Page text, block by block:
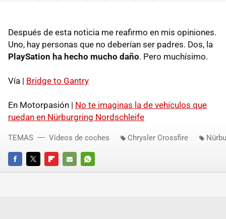
Después de esta noticia me reafirmo en mis opiniones.
Uno, hay personas que no deberían ser padres. Dos, la
PlaySation ha hecho mucho daño. Pero muchísimo.
Vía | Bridge to Gantry
En Motorpasión | No te imaginas la de vehículos que
ruedan en Nürburgring Nordschleife
FACEBOOKTWITTERFLIPBOARD
E-
WHATSAPP
TEMAS Vídeos de coches Chrysler Crossfire